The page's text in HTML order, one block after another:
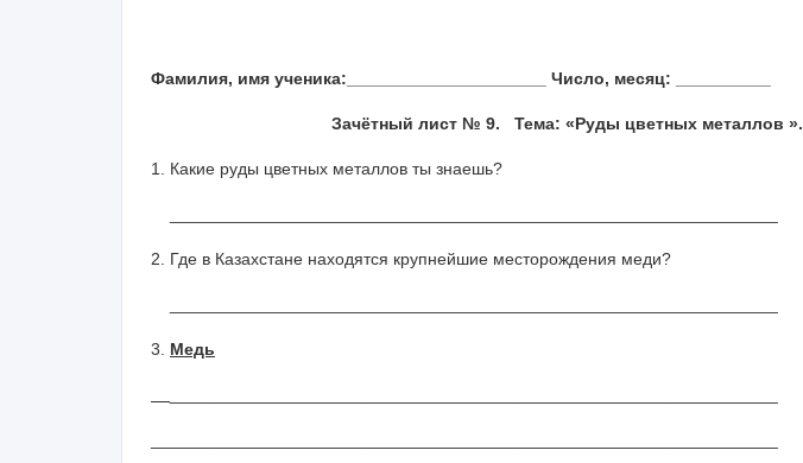
Фамилия, имя ученика:_____________________ Число, месяц: __________
Зачётный лист № 9. Тема: «Руды цветных металлов ».
1. Какие руды цветных металлов ты знаешь?
2. Где в Казахстане находятся крупнейшие месторождения меди?
3. Медь